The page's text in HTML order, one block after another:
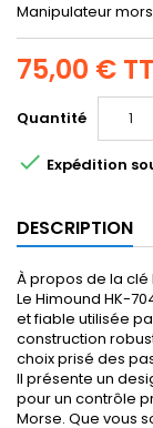
Manipulateur
75,00 €
Quantité
 Expédition
DESCRIPTION
À propos de la clé
Le Himound HK-
et fiable utilisée
construction
choix prisé des
Il présente un
pour un contrôle
Morse. Que vous